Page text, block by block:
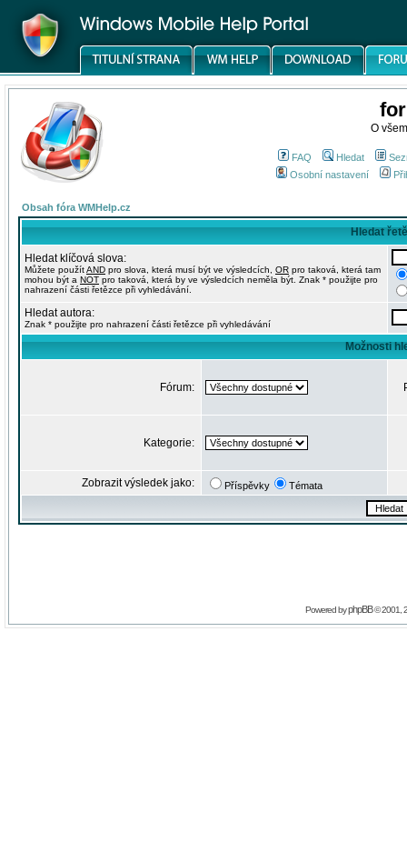
O
FAQ Hledat
Osobní nastavení
Obsah fóra WMHelp.cz
Hledat
Hledat klíčová slova:
Můžete použítAND pro slova, která musí být ve výsledcích, OR pro taková, která tam
mohou být a NOT pro taková, která by ve výsledcích neměla být. Znak * použijte pro
nahrazení části řetězce při vyhledávání.
Hledat autora:
Znak * použijte pro nahrazení části řetězce při vyhledávání
Možnosti
Fórum:
Kategorie:
Zobrazit výsledek jako: Příspěvky Témata
Powered byphpBB© 2001,